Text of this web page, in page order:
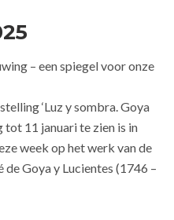
– een spiegel voor onze
‘Luz y sombra. Goya
tot 11 januari te zien is in
week op het werk van de
de Goya y Lucientes (1746 –